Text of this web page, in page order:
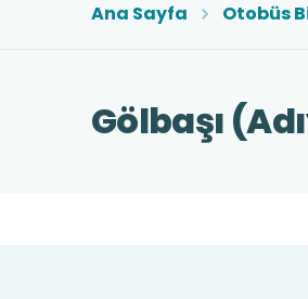
Ana Sayfa Otobüs
Gölbaşı